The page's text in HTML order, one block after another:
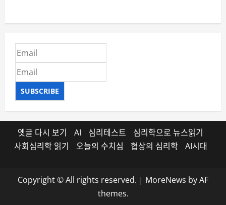
SUBSCRIBE
옛글 다시 보기 AI 심리테스트
심리학으로 뉴스읽기
사회심리학 읽기
오늘의 수치심 협상의 심리학 AI시대
Copyright © All rights reserved. | MoreNews by AF
themes.